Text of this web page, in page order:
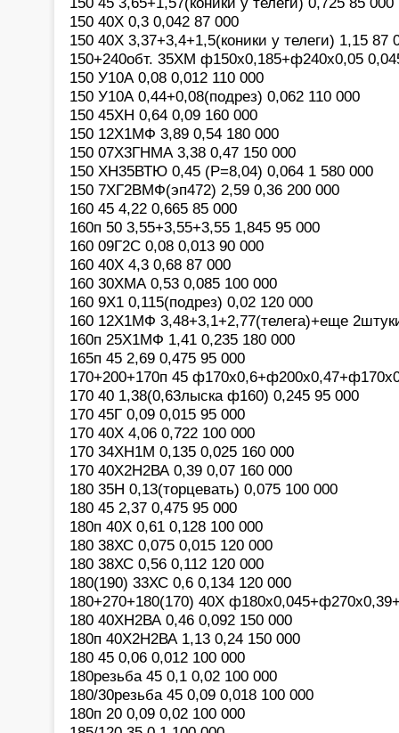
150 40Х 0,3 0,042 87 000
150 40Х 3,37+3,4+1,5(коники у телеги) 1,15 87
150+240обт. 35ХМ ф150х0,185+ф240х0,05
150 У10А 0,08 0,012 110 000
150 У10А 0,44+0,08(подрез) 0,062 110 000
150 45ХН 0,64 0,09 160 000
150 12Х1МФ 3,89 0,54 180 000
150 07Х3ГНМА 3,38 0,47 150 000
150 ХН35ВТЮ 0,45 (P=8,04) 0,064 1 580 000
150 7ХГ2ВМФ(эп472) 2,59 0,36 200 000
160 45 4,22 0,665 85 000
160п 50 3,55+3,55+3,55 1,845 95 000
160 09Г2С 0,08 0,013 90 000
160 40Х 4,3 0,68 87 000
160 30ХМА 0,53 0,085 100 000
160 9Х1 0,115(подрез) 0,02 120 000
160 12Х1МФ 3,48+3,1+2,77(телега)+еще
160п 25Х1МФ 1,41 0,235 180 000
165п 45 2,69 0,475 95 000
170+200+170п 45
170 40 1,38(0,63лыска ф160) 0,245 95 000
170 45Г 0,09 0,015 95 000
170 40Х 4,06 0,722 100 000
170 34ХН1М 0,135 0,025 160 000
170 40Х2Н2ВА 0,39 0,07 160 000
180 35Н 0,13(торцевать) 0,075 100 000
180 45 2,37 0,475 95 000
180п 40Х 0,61 0,128 100 000
180 38ХС 0,075 0,015 120 000
180 38ХС 0,56 0,112 120 000
180(190) 33ХС 0,6 0,134 120 000
180+270+180(170) 40Х
180 40ХН2ВА 0,46 0,092 150 000
180п 40Х2Н2ВА 1,13 0,24 150 000
180 45 0,06 0,012 100 000
180резьба 45 0,1 0,02 100 000
180/30резьба 45 0,09 0,018 100 000
180п 20 0,09 0,02 100 000